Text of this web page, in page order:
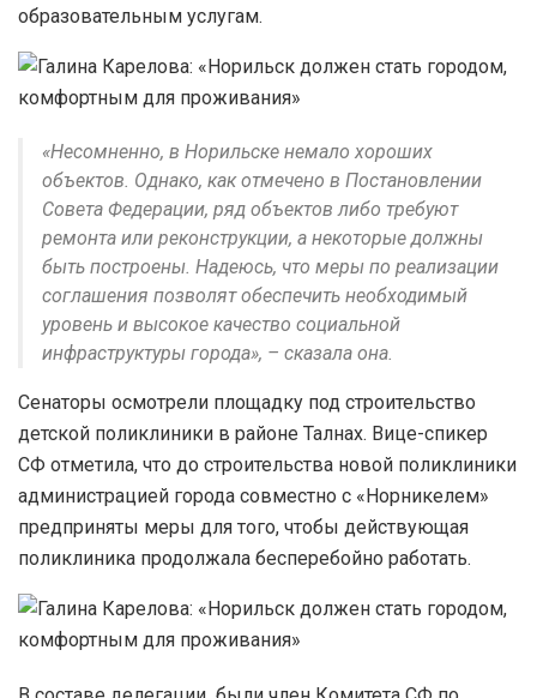
образовательным услугам.
«Несомненно, в Норильске немало хороших
объектов. Однако, как отмечено в Постановлении
Совета Федерации, ряд объектов либо требуют
ремонта или реконструкции, а некоторые должны
быть построены. Надеюсь, что меры по реализации
соглашения позволят обеспечить необходимый
уровень и высокое качество социальной
инфраструктуры города», – сказала она.
Сенаторы осмотрели площадку под строительство
детской поликлиники в районе Талнах. Вице-спикер
СФ отметила, что до строительства новой поликлиники
администрацией города совместно с «Норникелем»
предприняты меры для того, чтобы действующая
поликлиника продолжала бесперебойно работать.